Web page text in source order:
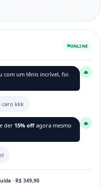
ONLINE
com um tênis incrível, foi
caro kkk
der 15% off agora mesmo
· R$ 349,90